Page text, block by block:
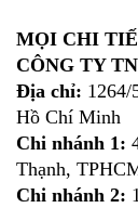
MỌI CHI
CÔNG TY
Địa chỉ:
Hồ Chí Minh
Chi nhánh 1:
Thạnh,
Chi nhánh 2: